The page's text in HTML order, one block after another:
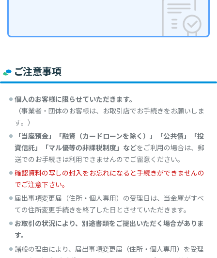
ご注意事項
個人のお客様に限らせていただきます。
（事業者・団体のお客様は、お取引店でお手続きをお願いしま
す。）
「当座預金」「融資（カードローンを除く）」「公共債」「投
資信託」「マル優等の非課税制度」などをご利用の場合は、郵
送でのお手続きは利用できませんのでご留意ください。
確認資料の写しの封入をお忘れになると手続きができませんの
でご注意下さい。
届出事項変更届（住所・個人専用）の受理日は、当金庫がすべ
ての住所変更手続きを終了した日とさせていただきます。
お取引の状況により、別途書類をご提出いただく場合がありま
す。
諸般の理由により、届出事項変更届（住所・個人専用）を受理